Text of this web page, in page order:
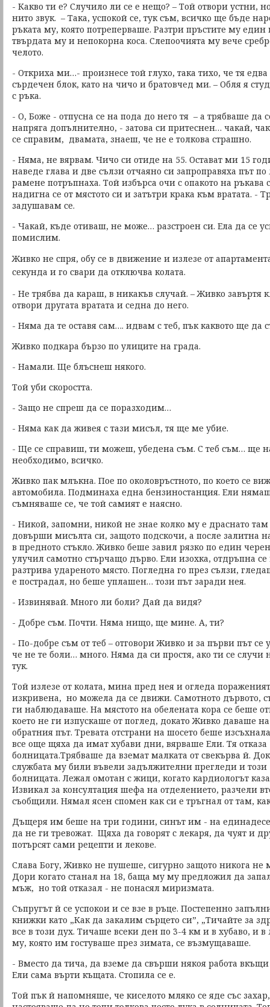
- Какво ти е? Случило ли се е нещо? – Той отвори устни,
нито звук. – Така, успокой се, тук съм, всичко ще бъде
ръката му, която потреперваше. Разтри пръстите му
твърдата му и непокорна коса. Слепоочията му вече
челото.
- Откриха ми…- произнесе той глухо, така тихо, че тя
сърдечен блок, като на чичо и братовчед ми. – Обля я
с ръка.
- О, Боже - отпусна се на пода до него тя – а трябваше да
напряга допълнително, - затова си притеснен… чакай,
се справим, двамата, знаеш, че не е толкова страшно.
- Няма, не вярвам. Чичо си отиде на 55. Остават ми 15
наведе глава и две сълзи отчаяно си запроправяха път
рамене потръпнаха. Той избърса очи с опакото на ръкава
надигна се от мястото си и затътри крака към вратата. -
задушавам се.
- Чакай, къде отиваш, не може… разстроен си. Ела да се
помислим.
Живко не спря, обу се в движение и излезе от
секунда и го свари да отключва колата.
- Не трябва да караш, в никакъв случай. – Живко завъртя
отвори другата вратата и седна до него.
- Няма да те оставя сам…. идвам с теб, пък каквото ще да
Живко подкара бързо по улиците на града.
- Намали. Ще блъснеш някого.
Той уби скоростта.
- Защо не спреш да се поразходим…
- Няма как да живея с тази мисъл, тя ще ме убие.
- Ще се справиш, ти можеш, убедена съм. С теб съм… ще
необходимо, всичко.
Живко пак млъкна. Пое по околовръстното, по което се
автомобила. Подминаха една бензиностанция. Ели
съмняваше се, че той самият е наясно.
- Никой, запомни, никой не знае колко му е драснато там
довърши мисълта си, защото подскочи, а после залитна
в предното стъкло. Живко беше завил рязко по един
улучил самотно стърчащо дърво. Ели изохка, отдръпна
разтрива удареното място. Погледна го през сълзи,
е пострадал, но беше уплашен… този път заради нея.
- Извинявай. Много ли боли? Дай да видя?
- Добре съм. Почти. Няма нищо, ще мине. А, ти?
- По-добре съм от теб – отговори Живко и за първи път
че не те боли… много. Няма да си простя, ако ти се
тук.
Той излезе от колата, мина пред нея и огледа
изкривена, но можела да се движи. Самотното дървото,
ги наблюдаваше. На мястото на обелената кора се беше
което не ги изпускаше от поглед, докато Живко даваше
обратния път. Тревата отстрани на шосето беше
все още щяха да имат хубави дни, вярваше Ели. Тя
болницата.Трябваше да вземат малката от свекърва й.
службата му били въвели задължителни прегледи и
болницата. Лежал омотан с жици, когато кардиологът
Извикал за консултация шефа на отделението, разчели
съобщили. Нямал ясен спомен как си е тръгнал от там,
Дъщеря им беше на три години, синът им - на
да не ги тревожат. Щяха да говорят с лекаря, да чуят и
потърсят сами рецепти и лекове.
Слава Богу, Живко не пушеше, сигурно защото никога не
Дори когато станал на 18, баща му му предложил да
мъж, но той отказал - не понасял миризмата.
Съпругът й се успокои и се взе в ръце. Постепенно
книжки като „Как да закалим сърцето си”, „Тичайте за
все в този дух. Тичаше всеки ден по 3-4 км и в хубаво, и
му, която им гостуваше през зимата, се възмущаваше.
- Вместо да тича, да вземе да свърши някоя работа
Ели сама върти къщата. Стопила се е.
Той пък й напомняше, че киселото мляко се яде със